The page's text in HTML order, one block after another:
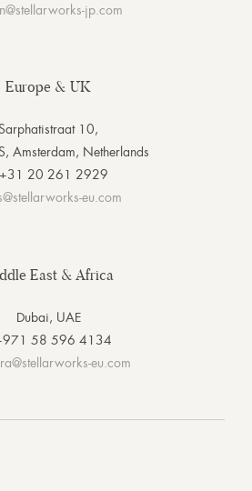
jp.com
Europe & UK
10,
Amsterdam, Netherlands
20 261 2929
eu.com
East & Africa
Dubai, UAE
58 596 4134
eu.com